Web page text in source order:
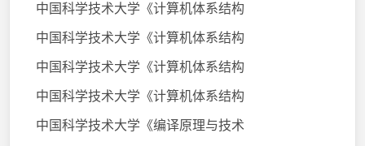
中国科学技术大学《计算机体系结构
中国科学技术大学《计算机体系结构
中国科学技术大学《计算机体系结构
中国科学技术大学《计算机体系结构
中国科学技术大学《编译原理与技术